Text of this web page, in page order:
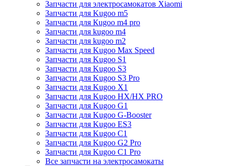
Запчасти для электросамокатов Xiaomi
Запчасти для Kugoo m5
Запчасти для Кugoo m4 pro
Запчасти для kugoo m4
Запчасти для kugoo m2
Запчасти для Kugoo Max Speed
Запчасти для Kugoo S1
Запчасти для Kugoo S3
Запчасти для Kugoo S3 Pro
Запчасти для Kugoo X1
Запчасти для Kugoo HX/HX PRO
Запчасти для Kugoo G1
Запчасти для Kugoo G-Booster
Запчасти для Kugoo ES3
Запчасти для Kugoo C1
Запчасти для Kugoo G2 Pro
Запчасти для Kugoo C1 Pro
Все запчасти на электросамокаты